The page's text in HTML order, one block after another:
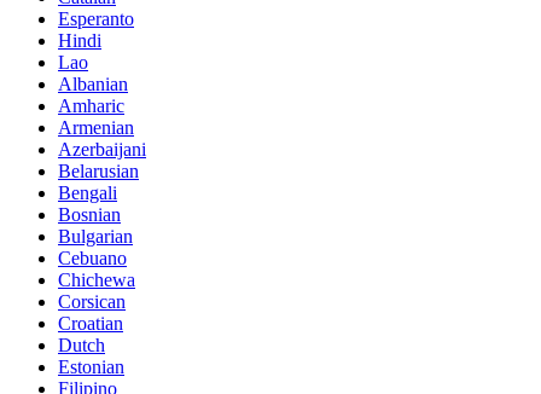
Esperanto
Hindi
Lao
Albanian
Amharic
Armenian
Azerbaijani
Belarusian
Bengali
Bosnian
Bulgarian
Cebuano
Chichewa
Corsican
Croatian
Dutch
Estonian
Filipino